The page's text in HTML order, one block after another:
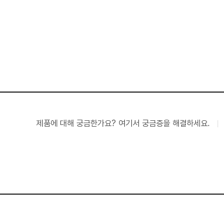
제품에 대해 궁금한가요? 여기서 궁금증을 해결하세요.